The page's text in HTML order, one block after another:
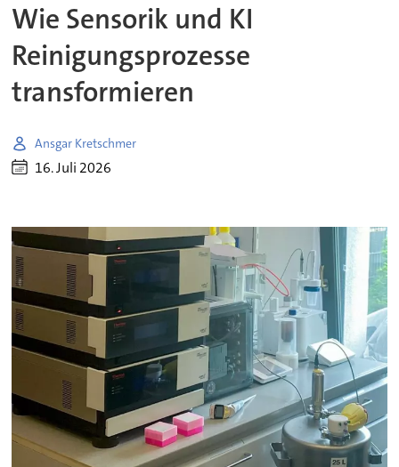
Wie Sensorik und KI
Reinigungsprozesse
transformieren
Ansgar Kretschmer
16. Juli 2026